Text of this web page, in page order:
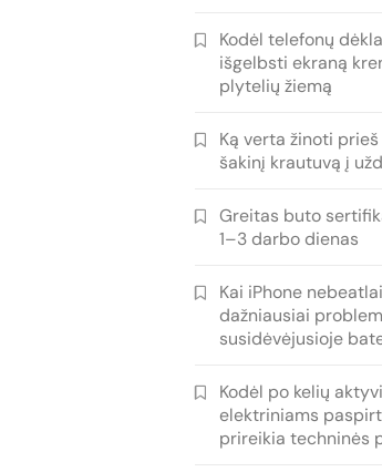
Kodėl telefonų
išgelbsti ekraną
plytelių žiemą
Ką verta žinoti
šakinį krautuvą į
Greitas buto
1–3 darbo dienas
Kai iPhone
dažniausiai
susidėvėjusioje
Kodėl po kelių
elektriniams
prireikia techninės